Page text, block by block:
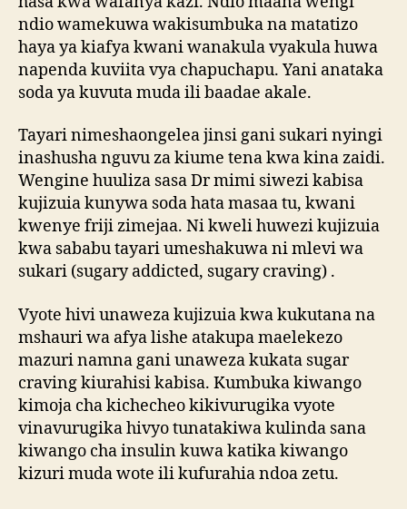
ndio wamekuwa wakisumbuka na matatizo
haya ya kiafya kwani wanakula vyakula huwa
napenda kuviita vya chapuchapu. Yani anataka
soda ya kuvuta muda ili baadae akale.
Tayari nimeshaongelea jinsi gani sukari nyingi
inashusha nguvu za kiume tena kwa kina zaidi.
Wengine huuliza sasa Dr mimi siwezi kabisa
kujizuia kunywa soda hata masaa tu, kwani
kwenye friji zimejaa. Ni kweli huwezi kujizuia
kwa sababu tayari umeshakuwa ni mlevi wa
sukari (sugary addicted, sugary craving) .
Vyote hivi unaweza kujizuia kwa kukutana na
mshauri wa afya lishe atakupa maelekezo
mazuri namna gani unaweza kukata sugar
craving kiurahisi kabisa. Kumbuka kiwango
kimoja cha kichecheo kikivurugika vyote
vinavurugika hivyo tunatakiwa kulinda sana
kiwango cha insulin kuwa katika kiwango
kizuri muda wote ili kufurahia ndoa zetu.